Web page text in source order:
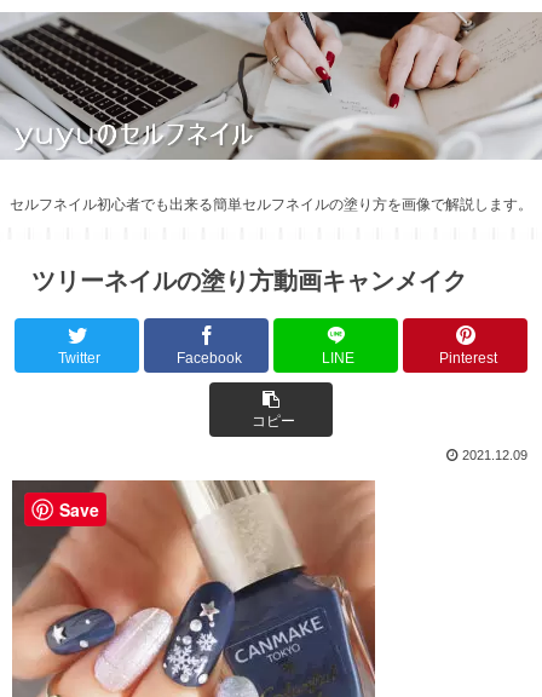
セルフネイル初心者でも出来る簡単セルフネイルの塗り方を画像で解説します。
ツリーネイルの塗り方動画キャンメイク
Twitter Facebook LINE Pinterest
コピー
2021.12.09
Save